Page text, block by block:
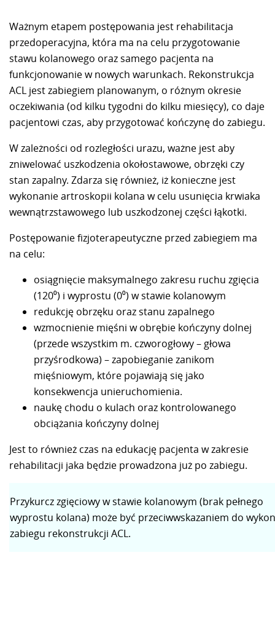
Ważnym etapem postępowania jest rehabilitacja
przedoperacyjna, która ma na celu przygotowanie
stawu kolanowego oraz samego pacjenta na
funkcjonowanie w nowych warunkach. Rekonstrukcja
ACL jest zabiegiem planowanym, o różnym okresie
oczekiwania (od kilku tygodni do kilku miesięcy), co daje
pacjentowi czas, aby przygotować kończynę do zabiegu.
W zależności od rozległości urazu, ważne jest aby
zniwelować uszkodzenia okołostawowe, obrzęki czy
stan zapalny. Zdarza się również, iż konieczne jest
wykonanie artroskopii kolana w celu usunięcia krwiaka
wewnątrzstawowego lub uszkodzonej części łąkotki.
Postępowanie fizjoterapeutyczne przed zabiegiem ma
na celu:
osiągnięcie maksymalnego zakresu ruchu zgięcia
(120⁰) i wyprostu (0⁰) w stawie kolanowym
redukcję obrzęku oraz stanu zapalnego
wzmocnienie mięśni w obrębie kończyny dolnej
(przede wszystkim m. czworogłowy – głowa
przyśrodkowa) – zapobieganie zanikom
mięśniowym, które pojawiają się jako
konsekwencja unieruchomienia.
naukę chodu o kulach oraz kontrolowanego
obciążania kończyny dolnej
Jest to również czas na edukację pacjenta w zakresie
rehabilitacji jaka będzie prowadzona już po zabiegu.
Przykurcz zgięciowy w stawie kolanowym (brak pełnego
wyprostu kolana) może być przeciwwskazaniem do
zabiegu rekonstrukcji ACL.